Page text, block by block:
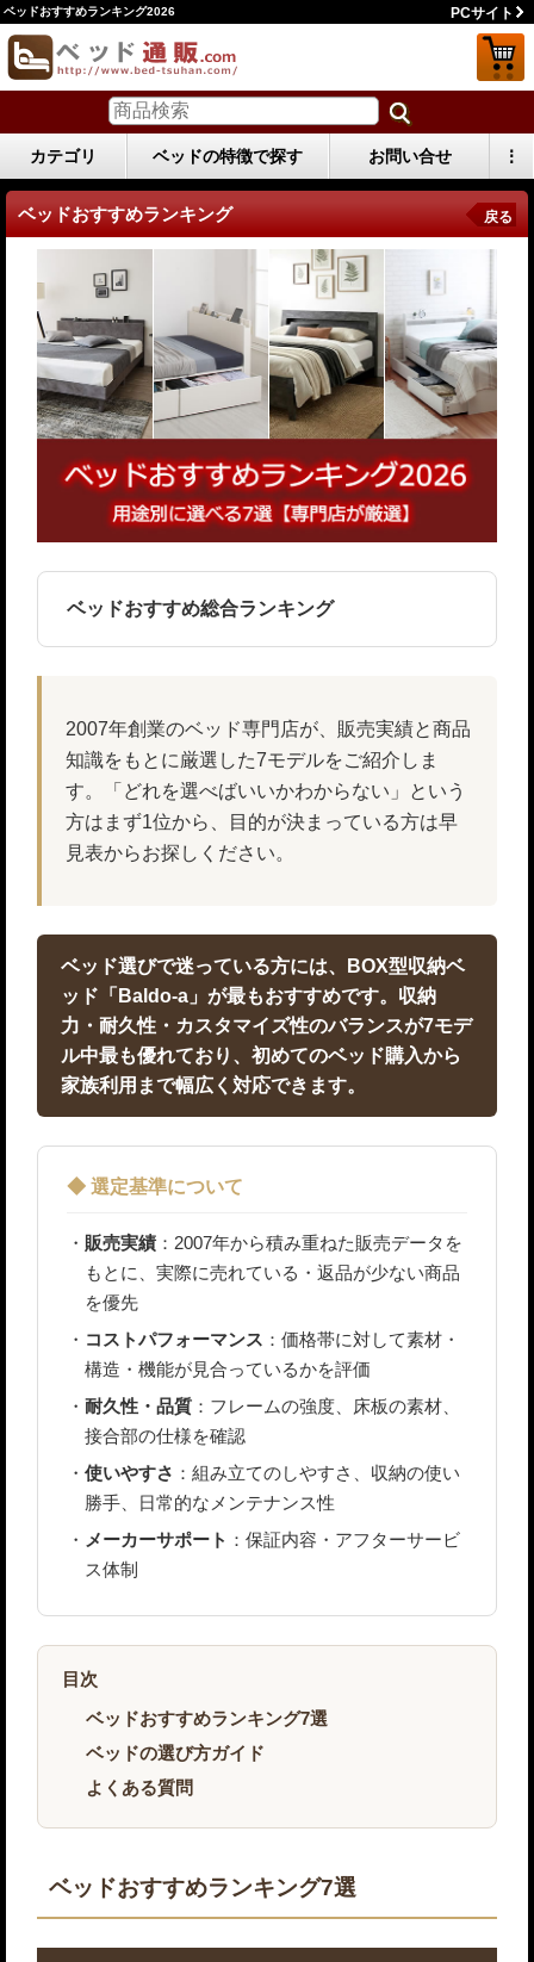
ベッドおすすめランキング2026 PCサイト
カテゴリ ベッドの特徴で探す お問い合せ ⋮
ベッドおすすめランキング 戻る
ベッドおすすめ総合ランキング
2007年創業のベッド専門店が、販売実績と商品
知識をもとに厳選した7モデルをご紹介しま
す。「どれを選べばいいかわからない」という
方はまず1位から、目的が決まっている方は早
見表からお探しください。
ベッド選びで迷っている方には、BOX型収納ベ
ッド「Baldo-a」が最もおすすめです。収納
力・耐久性・カスタマイズ性のバランスが7モデ
ル中最も優れており、初めてのベッド購入から
家族利用まで幅広く対応できます。
◆ 選定基準について
販売実績 ：2007年から積み重ねた販売データを
もとに、実際に売れている・返品が少ない商品
を優先
コストパフォーマンス ：価格帯に対して素材・
構造・機能が見合っているかを評価
耐久性・品質 ：フレームの強度、床板の素材、
接合部の仕様を確認
使いやすさ ：組み立てのしやすさ、収納の使い
勝手、日常的なメンテナンス性
メーカーサポート ：保証内容・アフターサービ
ス体制
目次
ベッドおすすめランキング7選
ベッドの選び方ガイド
よくある質問
ベッドおすすめランキング7選